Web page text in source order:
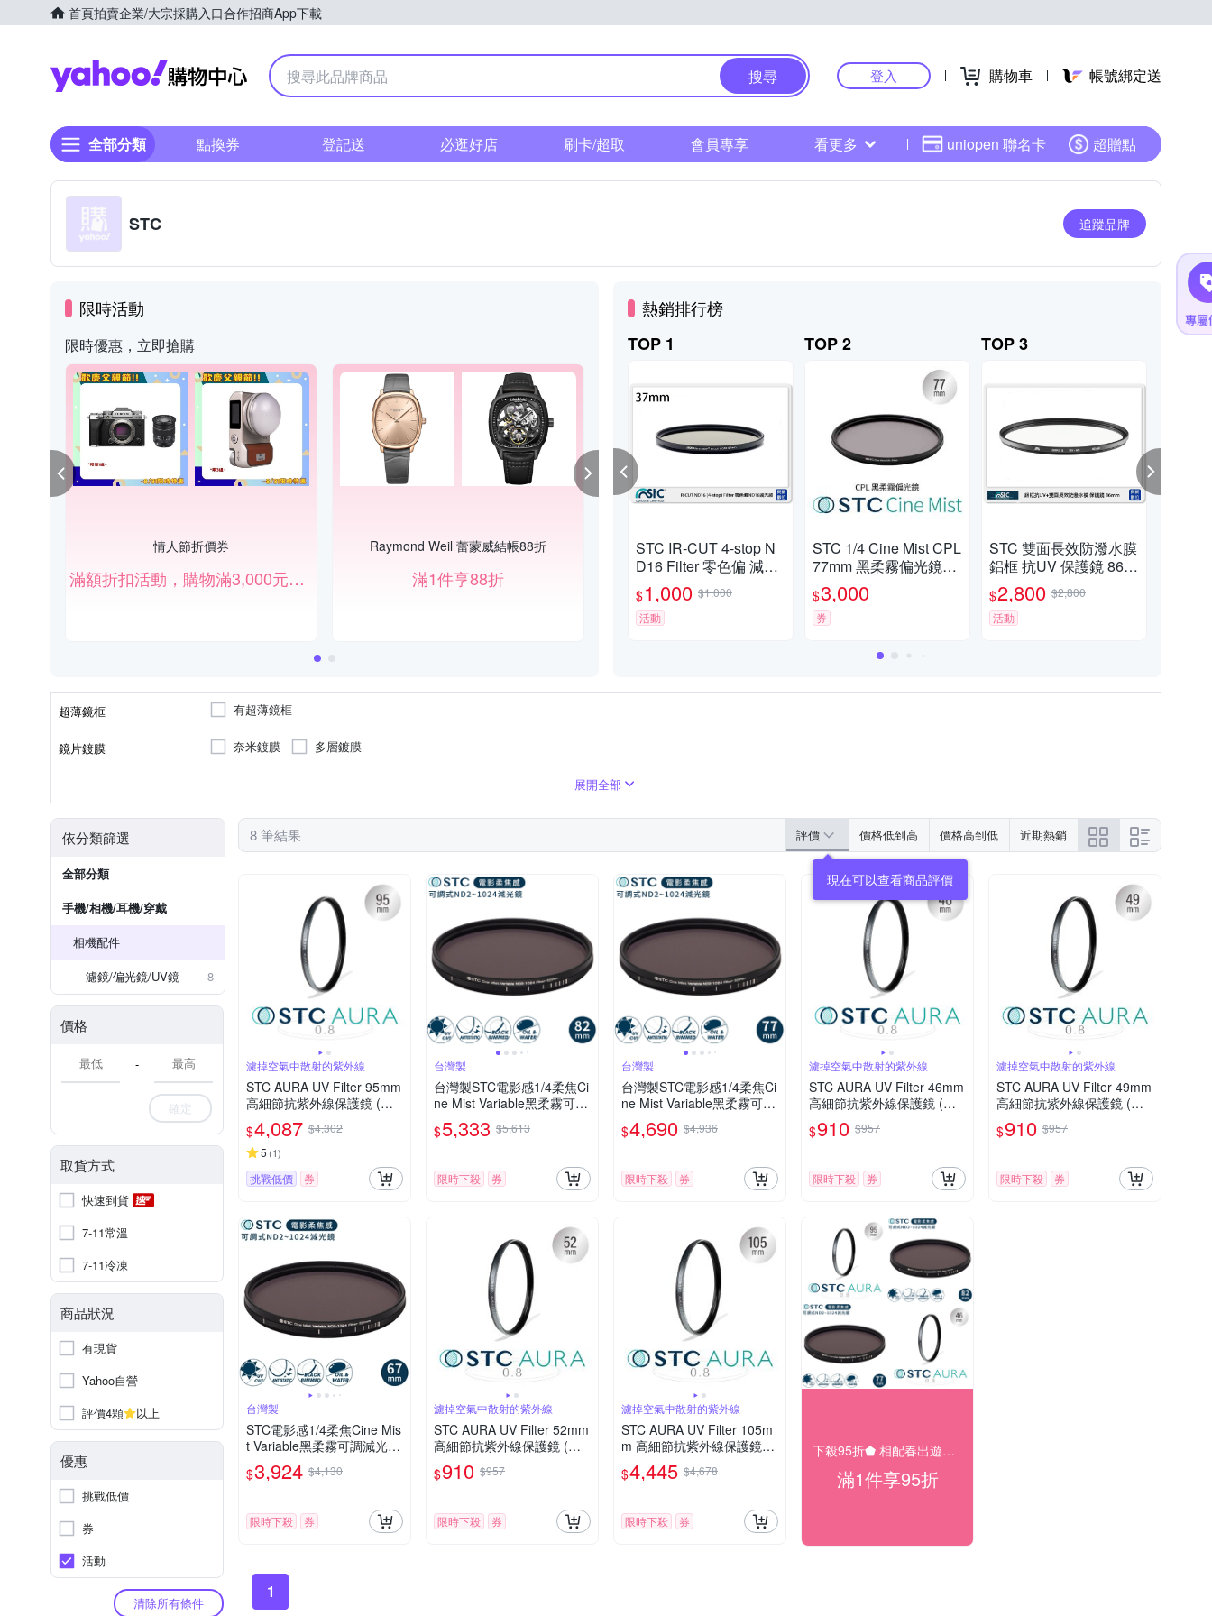
首頁拍賣企業/大宗採購入口合作招商App下載
Yahoo購物中心
搜尋 登入 購物車 帳號綁定送
全部分類 點換券 登記送 必逛好店 刷卡/超取 會員專享 看更多 uniopen 聯名卡 超贈點
STC 追蹤品牌
限時活動
限時優惠，立即搶購
情人節折價券
滿額折扣活動，購物滿3,000元現折150元。
Raymond Weil 蕾蒙威結帳88折
滿1件享88折
蕾蒙威一件不留折後54折
滿1件享9折
熱銷排行榜
TOP 1
STC IR-CUT 4-stop N
D16 Filter 零色偏 減光
鏡 43mm (43,公司貨)
$1,000 $1,000
活動
TOP 2
STC 1/4 Cine Mist CPL
77mm 黑柔霧偏光鏡
(公司貨)
$3,000
券
TOP 3
STC 雙面長效防潑水膜
鋁框 抗UV 保護鏡 86m
m (86，公司貨)
$2,800 $2,800
活動
超薄鏡框 有超薄鏡框
鏡片鍍膜 奈米鍍膜 多層鍍膜
展開全部
依分類篩選
全部分類
手機/相機/耳機/穿戴
相機配件
濾鏡/偏光鏡/UV鏡
8
價格
-
確定
取貨方式
快速到貨
7-11常溫
7-11冷凍
商品狀況
有現貨
Yahoo自營
評價4顆
以上
優惠
挑戰低價
券
活動
清除所有條件
8 筆結果 評價 價格低到高 價格高到低 近期熱銷
現在可以查看商品評價
濾掉空氣中散射的紫外線
STC AURA UV Filter 95mm
高細節抗紫外線保護鏡 (公
司貨)
$4,087 $4,302
5 (1)
挑戰低價 券
台灣製
台灣製STC電影感1/4柔焦Ci
ne Mist Variable黑柔霧可調
減光鏡ND2-1024黑柔焦82
mm濾鏡986750(雙面防污
ND濾鏡
$5,333 $5,613
限時下殺 券
台灣製
台灣製STC電影感1/4柔焦Ci
ne Mist Variable黑柔霧可調
減光鏡ND2-1024黑柔焦77
mm濾鏡985241(雙面防污
D濾鏡
$4,690 $4,936
限時下殺 券
濾掉空氣中散射的紫外線
STC AURA UV Filter 46mm
高細節抗紫外線保護鏡 (公
司貨)
$910 $957
限時下殺 券
濾掉空氣中散射的紫外線
STC AURA UV Filter 49mm
高細節抗紫外線保護鏡 (公
司貨)
$910 $957
限時下殺 券
台灣製
STC電影感1/4柔焦Cine Mis
t Variable黑柔霧可調減光鏡
ND2-1024黑柔焦67mm濾
鏡985234(雙面防污鍍膜+德
$3,924 $4,130
限時下殺 券
濾掉空氣中散射的紫外線
STC AURA UV Filter 52mm
高細節抗紫外線保護鏡 (公
司貨)
$910 $957
限時下殺 券
濾掉空氣中散射的紫外線
STC AURA UV Filter 105m
m 高細節抗紫外線保護鏡
(公司貨)
$4,445 $4,678
限時下殺 券
下殺95折⬟ 相配春出遊大促
滿1件享95折
1